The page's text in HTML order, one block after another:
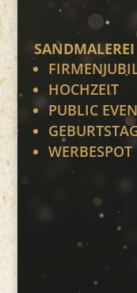
HOCHZEIT
PUBLIC
WERBESPOT